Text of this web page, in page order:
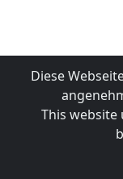
Diese
This website